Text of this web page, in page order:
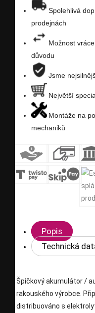
Spolehlivá
prodejnách
Možnost
důvodu
Jsme
Největší
Montáže na
mechaniků
Popis
Technická
Špičkový akumulátor /
rakouského výrobce.
distribuováno s